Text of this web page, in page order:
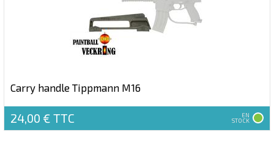
Carry handle Tippmann M16
24,00 € TTC EN
STOCK